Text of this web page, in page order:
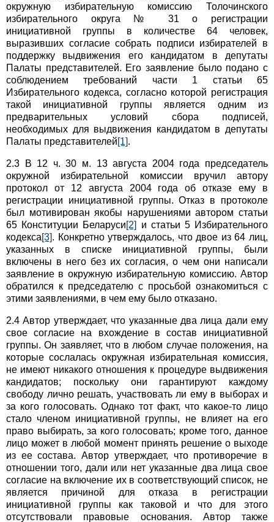
окружную избирательную комиссию Толочинского
избирательного округа № 31 о регистрации
инициативной группы в количестве 64 человек,
выразивших согласие собрать подписи избирателей в
поддержку выдвижения его кандидатом в депутаты
Палаты представителей. Его заявление было подано с
соблюдением требований части 1 статьи 65
Избирательного кодекса, согласно которой регистрация
такой инициативной группы является одним из
предварительных условий сбора подписей,
необходимых для выдвижения кандидатом в депутаты
Палаты представителей[1].
2.3 В 12 ч. 30 м. 13 августа 2004 года председатель
окружной избирательной комиссии вручил автору
протокол от 12 августа 2004 года об отказе ему в
регистрации инициативной группы. Отказ в протоколе
был мотивирован якобы нарушениями автором статьи
65 Конституции Беларуси[2]
и статьи 5 Избирательного
кодекса[3]. Конкретно утверждалось, что двое из 64 лиц,
указанных в списке инициативной группы, были
включены в него без их согласия, о чем они написали
заявление в окружную избирательную комиссию. Автор
обратился к председателю с просьбой ознакомиться с
этими заявлениями, в чем ему было отказано.
2.4 Автор утверждает, что указанные два лица дали ему
свое согласие на вхождение в состав инициативной
группы. Он заявляет, что в любом случае положения, на
которые сослалась окружная избирательная комиссия,
не имеют никакого отношения к процедуре выдвижения
кандидатов; поскольку они гарантируют каждому
свободу лично решать, участвовать ли ему в выборах и
за кого голосовать. Однако тот факт, что какое-то лицо
стало членом инициативной группы, не влияет на его
право выбирать, за кого голосовать; кроме того, данное
лицо может в любой момент принять решение о выходе
из ее состава. Автор утверждает, что противоречие в
отношении того, дали или нет указанные два лица свое
согласие на включение их в соответствующий список, не
является причиной для отказа в регистрации
инициативной группы как таковой и что для этого
отсутствовали правовые основания. Автор также